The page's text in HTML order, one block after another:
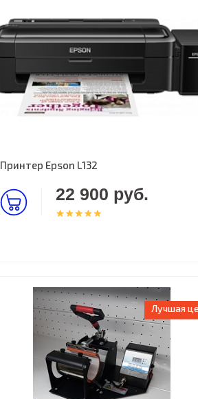
Принтер Epson L132
22 900 руб.
Лучшая